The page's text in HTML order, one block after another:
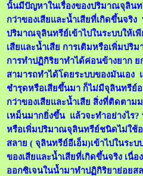
นั้นมีปัญหาในเรื่องของปริมาณจุลิน
กว่าของเสียและน้ำเสียที่เกิดขึ้นจริ
ปริมาณจุลินทรีย์เข้าไปในระบบให้เ
เสียและน้ำเสีย การเติมหรือเพิ่มป
การทำปฏิกิริยาทำได้ค่อนข้างยาก ย
สามารถทำได้โดยระบบของมันเอง
ชำรุดหรือเสียขึ้นมา ก็ไม่มีจุลินทรีย์
กว่าของเสียและน้ำเสีย สิ่งที่ติดตาม
เหม็นมากยิ่งขึ้น แล้วจะทำอย่างไร
หรือเพิ่มปริมาณจุลินทรีย์ชนิดไม่ใช้
สลาย ( จุลินทรีย์อีเอ็ม)เข้าไปในระ
ของเสียและน้ำเสียที่เกิดขึ้นจริง เนื่
ออกซิเจนในน้ำมาทำปฏิกิริยาย่อยส